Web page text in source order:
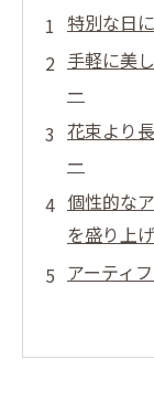
特別な日
手軽に美
ー
花束より
ー
個性的な
を盛り上
アーティ